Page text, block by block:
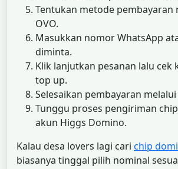
Tentukan metode pembayaran
OVO.
Masukkan nomor WhatsApp
diminta.
Klik lanjutkan pesanan lalu cek
top up.
Selesaikan pembayaran melalui
Tunggu proses pengiriman
akun Higgs Domino.
Kalau desa lovers lagi cari chip
biasanya tinggal pilih nominal